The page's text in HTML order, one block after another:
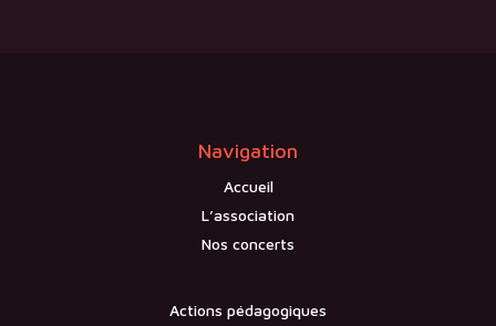
Navigation
Accueil
L’association
Nos concerts
Actions pédagogiques